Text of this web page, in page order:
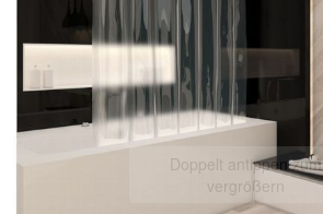
Doppelt antippen zum
vergrößern